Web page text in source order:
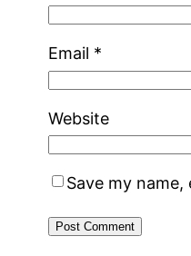
Email *
Website
Save my